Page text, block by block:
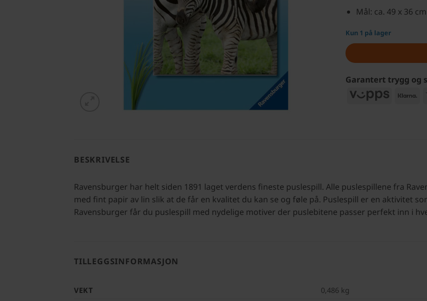
Mål: ca. 49 x 36
Kun 1 på lager
Garantert trygg og
Vipps
BESKRIVELSE
Ravensburger har helt siden 1891 laget verdens fineste puslespill. Alle puslespillene fra
med fint papir av lin slik at de får en kvalitet du kan se og føle på. Puslespill er en aktivitet
Ravensburger får du puslespill med nydelige motiver der puslebitene passer perfekt inn i
TILLEGGSINFORMASJON
VEKT
0,486 kg